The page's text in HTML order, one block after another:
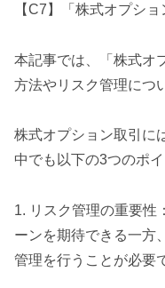
【C7】「株式オプシ
本記事では、「株式オ
方法やリスク管理につ
株式オプション取引に
中でも以下の3つのポ
1. リスク管理の重要性
ーンを期待できる一方
管理を行うことが必要